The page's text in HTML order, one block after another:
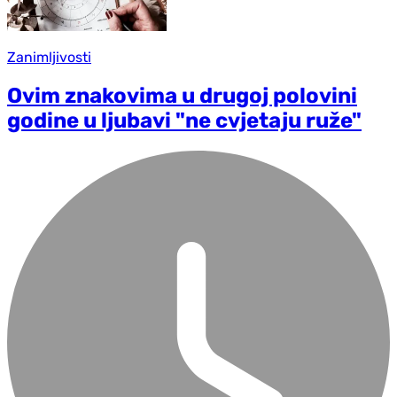
Zanimljivosti
Ovim znakovima u drugoj polovini
godine u ljubavi "ne cvjetaju ruže"